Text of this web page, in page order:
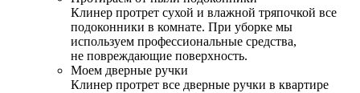
Клинер протрет сухой и влажной тряпочкой все
подоконники в комнате. При уборке мы
используем профессиональные средства,
не повреждающие поверхность.
Моем дверные ручки
Клинер протрет все дверные ручки в квартире